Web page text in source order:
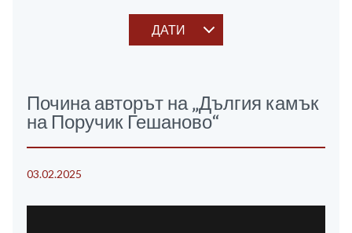
ДАТИ
Почина авторът на „Дългия камък
на Поручик Гешаново“
03.02.2025